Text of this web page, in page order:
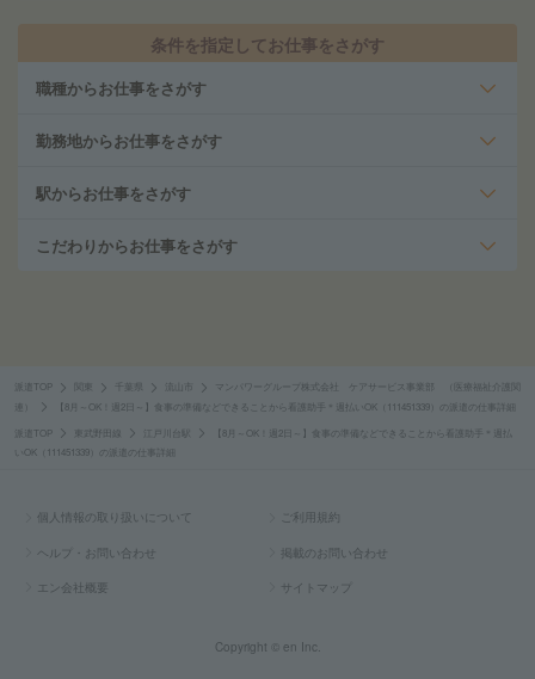
条件を指定してお仕事をさがす
職種からお仕事をさがす
勤務地からお仕事をさがす
駅からお仕事をさがす
こだわりからお仕事をさがす
派遣TOP 千葉県
マンパワーグループ株式会社 ケアサービス事業部 （医療福祉介護関
連）
【8月～OK！週2日～】食事の準備などできることから看護助手＊週払いOK（111451339）の派遣の仕事詳細
派遣TOP 東武野田線 江戸川台駅
【8月～OK！週2日～】食事の準備などできることから看護助手＊週払
いOK（111451339）の派遣の仕事詳細
個人情報の取り扱いについて ご利用規約
ヘルプ・お問い合わせ 掲載のお問い合わせ
エン会社概要 サイトマップ
Copyright © en Inc.